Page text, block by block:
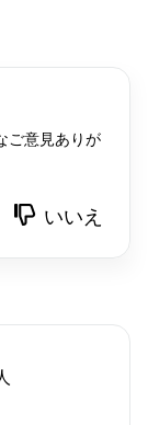
ご意見ありが
いいえ